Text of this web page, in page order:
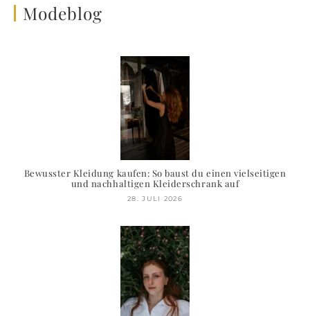
Modeblog
Bewusster Kleidung kaufen: So baust du einen vielseitigen
und nachhaltigen Kleiderschrank auf
28. JULI 2026